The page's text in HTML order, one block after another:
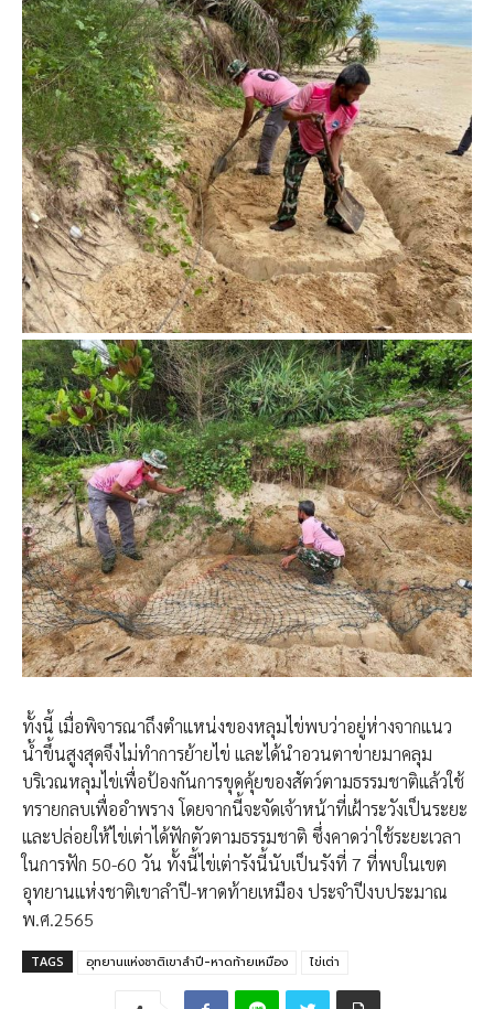
ทั้งนี้ เมื่อพิจารณาถึงตำแหน่งของหลุมไข่พบว่าอยู่ห่างจากแนว
น้ำขึ้นสูงสุดจึงไม่ทำการย้ายไข่ และได้นำอวนตาข่ายมาคลุม
บริเวณหลุมไข่เพื่อป้องกันการขุดคุ้ยของสัตว์ตามธรรมชาติแล้วใช้
ทรายกลบเพื่ออำพราง โดยจากนี้จะจัดเจ้าหน้าที่เฝ้าระวังเป็นระยะ
และปล่อยให้ไข่เต่าได้ฟักตัวตามธรรมชาติ ซึ่งคาดว่าใช้ระยะเวลา
ในการฟัก 50-60 วัน ทั้งนี้ไข่เต่ารังนี้นับเป็นรังที่ 7 ที่พบในเขต
อุทยานแห่งชาติเขาลำปี-หาดท้ายเหมือง ประจำปีงบประมาณ
พ.ศ.2565
TAGS อุทยานแห่งชาติเขาลำปี-หาดท้ายเหมือง ไข่เต่า